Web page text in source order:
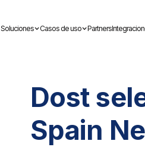
Soluciones Casos de uso Partners
Dost
Spain